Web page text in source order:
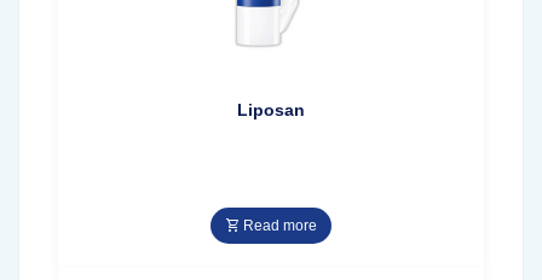
Liposan
Read more